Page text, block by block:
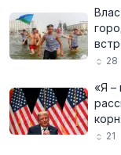
28
«Я –
21